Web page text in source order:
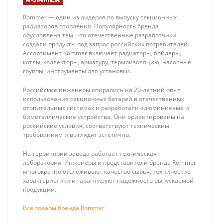
Stout SMS-0917
группа 08 вых.
из
нержавеющей
стали (с
расходомерами)
22 680 ₽
воздухоотводчик,
боковой выпуск
(латунь, уплотн.
кольцо - NBR)
699 ₽
Rommer — один из лидеров по выпуску секционных
радиаторов отопления. Популярность бренда
обусловлена тем, что отечественные разработчики
создали продукты под запрос российских потребителей.
Ассортимент Rommer включает радиаторы, бойлеры,
котлы, коллекторы, арматуру, термоизоляцию, насосные
группы, инструменты для установки.
Российские инженеры опирались на 20-летний опыт
использования секционных батарей в отечественных
отопительных системах и разработали алюминиевые и
биметаллические устройства. Они ориентированы на
российские условия, соответствуют техническим
требованиям и выглядят эстетично.
На территории завода работает техническая
лаборатория. Инженеры и представители бренда Rommer
многократно отслеживают качество сырья, технические
характеристики и гарантируют надежность выпускаемой
продукции.
Все товары бренда Rommer